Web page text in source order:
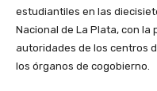
estudiantiles en las
Nacional de La Plata, con
autoridades de los centros
los órganos de cogobierno.